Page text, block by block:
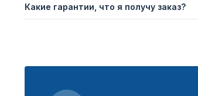
Какие гарантии, что я получу заказ?